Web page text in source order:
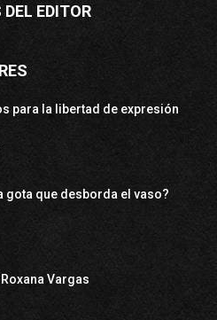
EDITOR
para la libertad de expresión
gota que desborda el vaso?
Vargas